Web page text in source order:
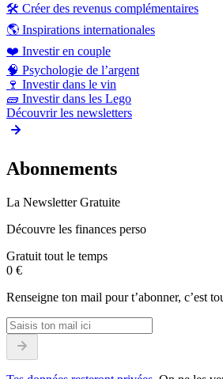
🛠️ Créer des revenus complémentaires
🌎 Inspirations internationales
❤️ Investir en couple
🧠 Psychologie de l’argent
🍷 Investir dans le vin
🧱 Investir dans les Lego
Découvrir les newsletters
Abonnements
La Newsletter Gratuite
Découvre les finances perso
Gratuit tout le temps
0 €
Renseigne ton mail pour t’abonner, c’est